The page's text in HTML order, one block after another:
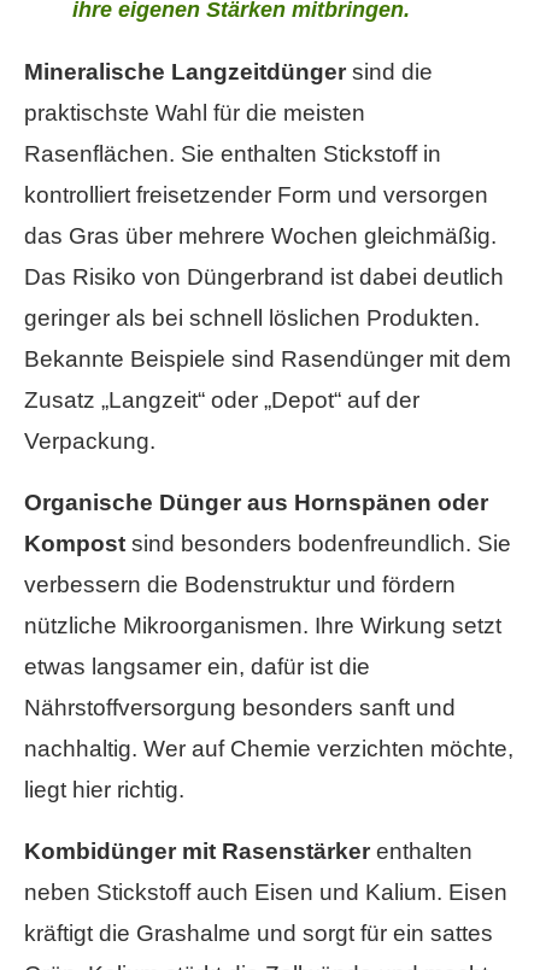
ihre eigenen Stärken mitbringen.
Mineralische Langzeitdünger sind die
praktischste Wahl für die meisten
Rasenflächen. Sie enthalten Stickstoff in
kontrolliert freisetzender Form und versorgen
das Gras über mehrere Wochen gleichmäßig.
Das Risiko von Düngerbrand ist dabei deutlich
geringer als bei schnell löslichen Produkten.
Bekannte Beispiele sind Rasendünger mit dem
Zusatz „Langzeit“ oder „Depot“ auf der
Verpackung.
Organische Dünger aus Hornspänen oder
Kompost sind besonders bodenfreundlich. Sie
verbessern die Bodenstruktur und fördern
nützliche Mikroorganismen. Ihre Wirkung setzt
etwas langsamer ein, dafür ist die
Nährstoffversorgung besonders sanft und
nachhaltig. Wer auf Chemie verzichten möchte,
liegt hier richtig.
Kombidünger mit Rasenstärker enthalten
neben Stickstoff auch Eisen und Kalium. Eisen
kräftigt die Grashalme und sorgt für ein sattes